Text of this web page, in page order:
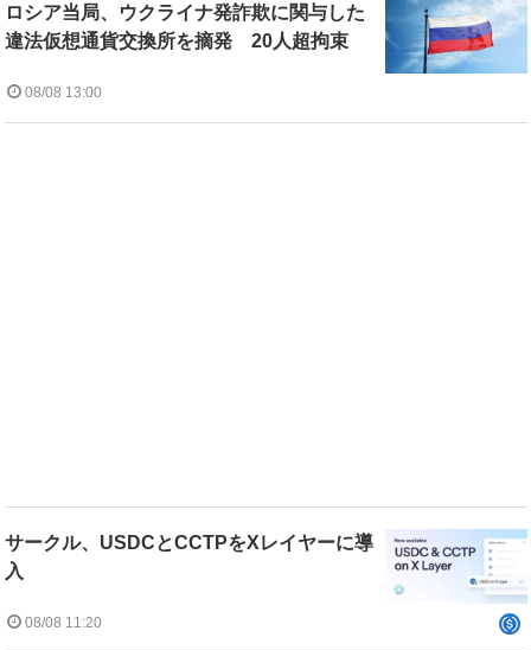
ロシア当局、ウクライナ発詐欺に関与した
違法仮想通貨交換所を摘発 20人超拘束
08/08 13:00
サークル、USDCとCCTPをXレイヤーに導
入
08/08 11:20